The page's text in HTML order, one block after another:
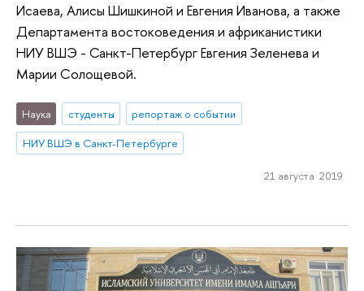
Исаева, Алисы Шишкиной и Евгения Иванова, а также
Департамента востоковедения и африканистики
НИУ ВШЭ - Санкт-Петербург Евгения Зеленева и
Марии Солощевой.
Наука студенты
репортаж о событии
НИУ ВШЭ в Санкт-Петербурге
21 августа 2019